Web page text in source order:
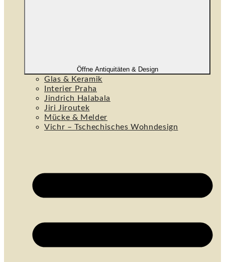
Öffne Antiquitäten & Design
Glas & Keramik
Interier Praha
Jindrich Halabala
Jiri Jiroutek
Mücke & Melder
Vichr – Tschechisches Wohndesign